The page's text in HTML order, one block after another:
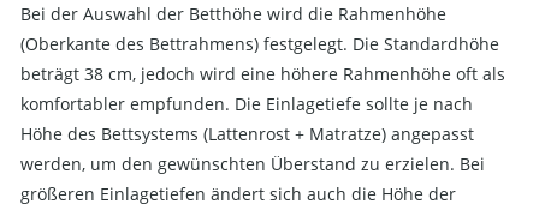
Bei der Auswahl der Betthöhe wird die Rahmenhöhe
(Oberkante des Bettrahmens) festgelegt. Die Standardhöhe
beträgt 38 cm, jedoch wird eine höhere Rahmenhöhe oft als
komfortabler empfunden. Die Einlagetiefe sollte je nach
Höhe des Bettsystems (Lattenrost + Matratze) angepasst
werden, um den gewünschten Überstand zu erzielen. Bei
größeren Einlagetiefen ändert sich auch die Höhe der